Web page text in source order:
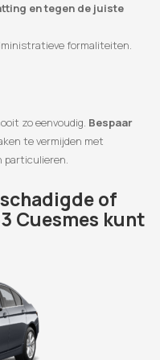
en tegen de juiste
formaliteiten.
zo eenvoudig. Bespaar
te vermijden met
particulieren.
of
Cuesmes kunt